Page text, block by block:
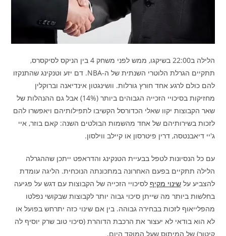
הלילה ב22:00 בשיקגו, ממש לפני משחק 4 בין הניקס לסיקסרס,
תתקיים הגרלת הלוטרי השנתית של ה-NBA. דם יזע וטנקינג שהתנקזו
להם כולם לרגע אחד חורץ גורלות. וושינגטון אינדיאנה וברוקלין
מחזיקות בסיכויי הזכייה הגבוהים ביותר (14%) אבל גם ההנהלות של
שאר הקבוצות יקוו שאלי הכדורסל הקשיבו לתפילותיהם ויאפשרו להם
לזכות בשירותיהם של אחד מהשמות הבולטים השנה: קאם בוזר, איי
ג'יי דיאבנטסה, דרין פיטרסון או קיילב ווילסון.
עם כל הנסיונות לטפל בבעיית הטנקינג והדראפט ייתכן שההגרלה
הלילה תתקיים בפעם האחרונה במתכונתה הנוכחית. הליגה עומדת
להצביע עלשינוי מקיף לסיכויי הזכייה של הקבוצות עם דגש על פגיעה
בחלשות ביותר מה שייתן סיכוי גבוה יותר לקבוצות שבקושי נפלטו
מהפלייאוף לזכות בבחירה גבוהה. בין אם שינוי כזה יתרחש בפועל או
לא הוא בודאי לא יעצור את הרכבת הדוהרת (סיכוי טוב שרק יוסיף לה
קיטור) של המיתוס שעל המוקד היום.